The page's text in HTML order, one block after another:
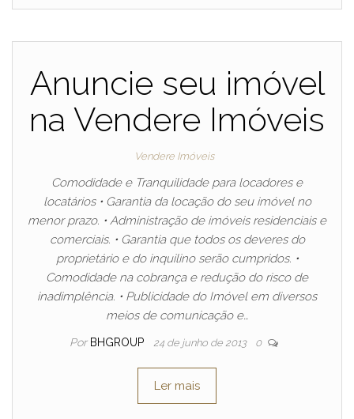
Anuncie seu imóvel
na Vendere Imóveis
Vendere Imóveis
Comodidade e Tranquilidade para locadores e
locatários • Garantia da locação do seu imóvel no
menor prazo. • Administração de imóveis residenciais e
comerciais. • Garantia que todos os deveres do
proprietário e do inquilino serão cumpridos. •
Comodidade na cobrança e redução do risco de
inadimplência. • Publicidade do Imóvel em diversos
meios de comunicação e…
Por BHGROUP 24 de junho de 2013 0
Ler mais